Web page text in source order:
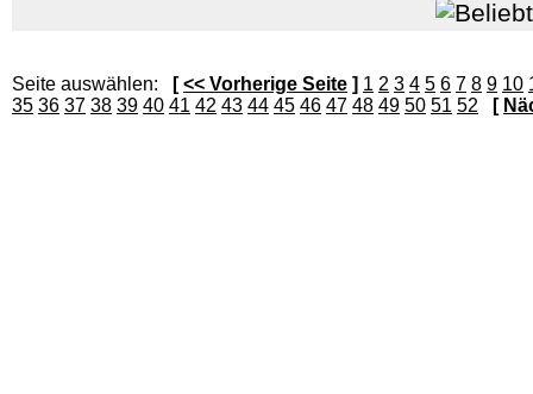
Seite auswählen: [<< Vorherige Seite ] 1 2 3 4 5 6 7 8 9 10
35 36 37 38 39 40 41 42 43 44 45 46 47 48 49 50 51 52 [